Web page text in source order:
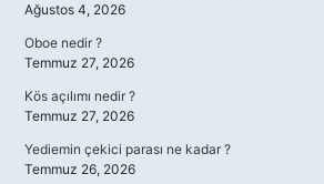
Ağustos 4, 2026
Oboe nedir ?
Temmuz 27, 2026
Kös açılımı nedir ?
Temmuz 27, 2026
Yediemin çekici parası ne kadar ?
Temmuz 26, 2026